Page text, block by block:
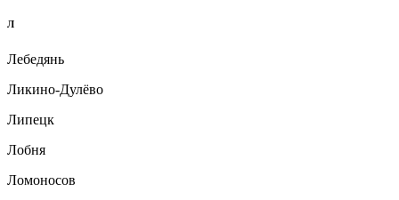
Л
Лебедянь
Ликино-Дулёво
Липецк
Лобня
Ломоносов